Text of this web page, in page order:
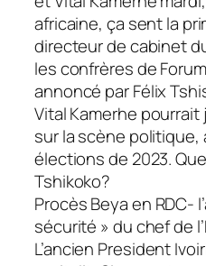
africaine, ça sent la
directeur de cabinet
les confrères de
annoncé par Félix
Vital Kamerhe
sur la scène politique,
élections de 2023.
Tshikoko?
Procès Beya en RDC-
sécurité » du chef de
L’ancien President